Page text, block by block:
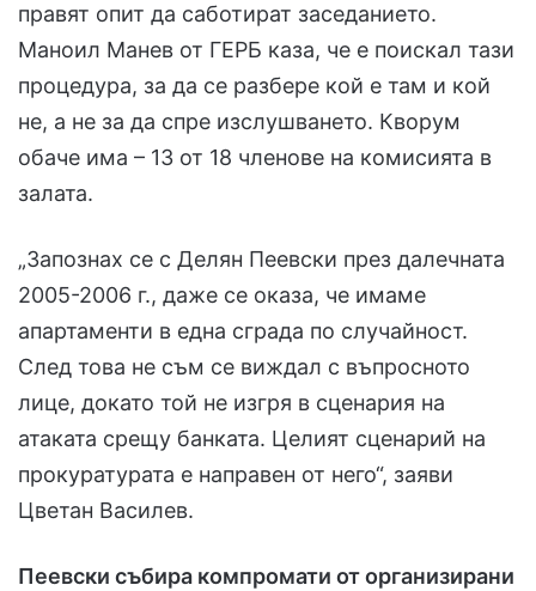
правят опит да саботират заседанието.
Маноил Манев от ГЕРБ каза, че е поискал тази
процедура, за да се разбере кой е там и кой
не, а не за да спре изслушването. Кворум
обаче има – 13 от 18 членове на комисията в
залата.
„Запознах се с Делян Пеевски през далечната
2005-2006 г., даже се оказа, че имаме
апартаменти в една сграда по случайност.
След това не съм се виждал с въпросното
лице, докато той не изгря в сценария на
атаката срещу банката. Целият сценарий на
прокуратурата е направен от него“, заяви
Цветан Василев.
Пеевски събира компромати от организирани